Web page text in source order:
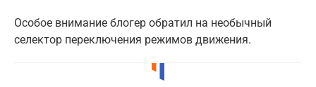
Особое внимание блогер обратил на необычный
селектор переключения режимов движения.